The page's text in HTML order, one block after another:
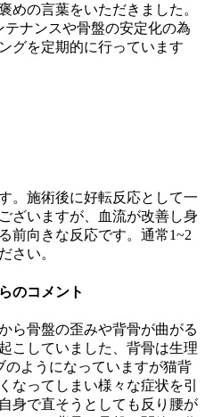
めの言葉をいただきました。
ナンスや骨盤の安定化の為
グを定期的に行っています
。施術後に好転反応として一
ざいますが、血流が改善し身
前向きな反応です。通常1~2
さい。
のコメント
ら骨盤の歪みや背骨が曲がる
こしていました、背骨は生理
のようになっていますが猫背
なってしまい様々な症状を引
身で直そうとしても反り腰が